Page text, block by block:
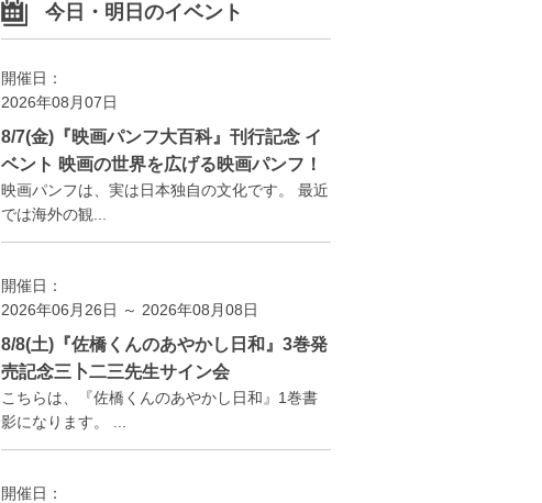
今日・明日のイベント
開催日：
2026年08月07日
8/7(金)『映画パンフ大百科』刊行記念 イ
ベント 映画の世界を広げる映画パンフ！
映画パンフは、実は日本独自の文化です。 最近
では海外の観...
開催日：
2026年06月26日 ～ 2026年08月08日
8/8(土)『佐橋くんのあやかし日和』3巻発
売記念三卜二三先生サイン会
こちらは、『佐橋くんのあやかし日和』1巻書
影になります。 ...
開催日：